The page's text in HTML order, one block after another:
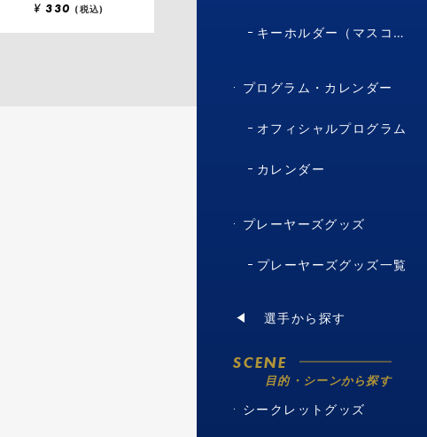
¥ 330 (税込)
キーホルダー（マスコット・キャラクター）
プログラム・カレンダー
オフィシャルプログラム
カレンダー
プレーヤーズグッズ
プレーヤーズグッズ一覧
選手から探す
SCENE
目的・シーンから探す
シークレットグッズ